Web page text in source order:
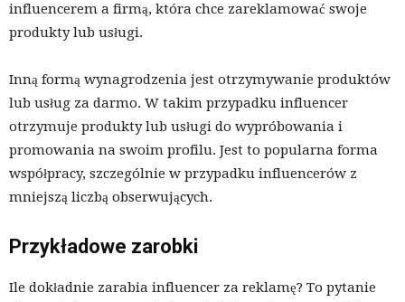
influencerem a firmą, która chce zareklamować swoje
produkty lub usługi.
Inną formą wynagrodzenia jest otrzymywanie produktów
lub usług za darmo. W takim przypadku influencer
otrzymuje produkty lub usługi do wypróbowania i
promowania na swoim profilu. Jest to popularna forma
współpracy, szczególnie w przypadku influencerów z
mniejszą liczbą obserwujących.
Przykładowe zarobki
Ile dokładnie zarabia influencer za reklamę? To pytanie